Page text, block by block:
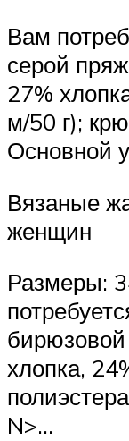
Вам
серой
27%
м/50 г);
Основной
Вязаные
женщин
Размеры:
хлопка,
N>…